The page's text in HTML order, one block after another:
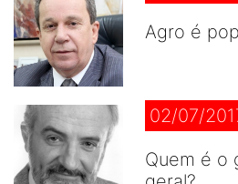
Agro é
02/07/
Quem é o